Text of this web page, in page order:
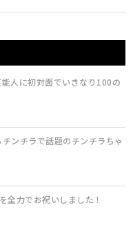
人に初対面でいきなり100の
ンチラで話題のチンチラちゃ
全力でお祝いしました！